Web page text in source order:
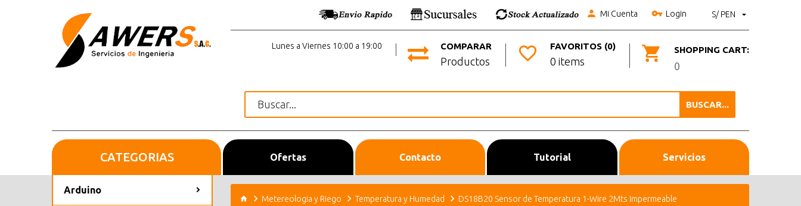
S/ PEN
Mi Cuenta Login
SHOPPING CART:
0
FAVORITOS (0)
0 items
COMPARAR
Productos
Lunes a Viernes 10:00 a 19:00
BUSCAR...
Inicio Ofertas Contacto Tutorial Servicios
CATEGORIAS
Arduino
Metereologia y Riego Temperatura y Humedad DS18B20 Sensor de Temperatura 1-Wire 2Mts Impermeable